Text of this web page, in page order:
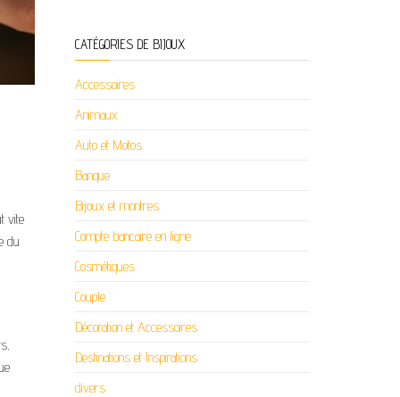
vite
du
CATÉGORIES DE BIJOUX
Accessoires
Animaux
Auto et Motos
Banque
Bijoux et montres
Compte bancaire en ligne
Cosmétiques
Couple
Décoration et Accessoires
Destinations et Inspirations
divers